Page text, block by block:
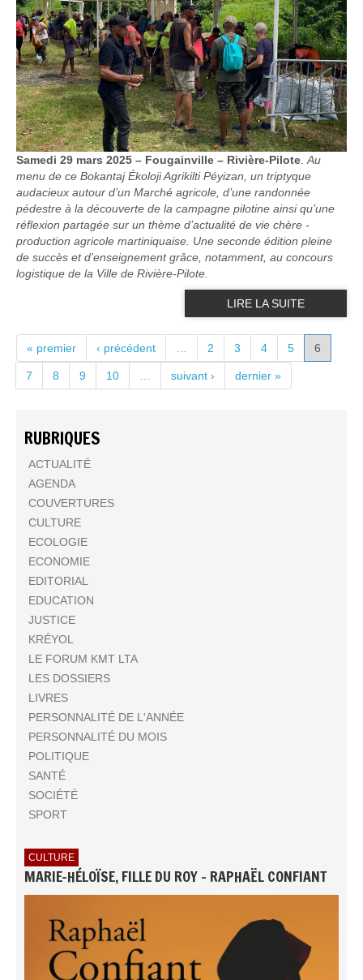
Samedi 29 mars 2025 – Fougainville – Rivière-Pilote Au
menu de ce Bokantaj Ékoloji Agrikilti Péyizan, un triptyque
audacieux autour d’un Marché agricole, d’une randonnée
pédestre à la découverte de la campagne pilotine ainsi qu’une
réflexion partagée sur un thème d’actualité de vie chère -
production agricole martiniquaise. Une seconde édition pleine
de succès et d’enseignement grâce, notamment, au concours
logistique de la Ville de Rivière-Pilote.
LIRE LA SUITE
PAGES
« premier ‹ précédent 2 3 4 5 6
7 8 9 10 suivant › dernier »
RUBRIQUES
ACTUALITÉ
AGENDA
COUVERTURES
CULTURE
ECOLOGIE
ECONOMIE
EDITORIAL
EDUCATION
JUSTICE
KRÉYOL
LE FORUM KMT LTA
LES DOSSIERS
LIVRES
PERSONNALITÉ DE L'ANNÉE
PERSONNALITÉ DU MOIS
POLITIQUE
SANTÉ
SOCIÉTÉ
SPORT
CULTURE
MARIE-HÉLOÏSE, FILLE DU ROY - RAPHAËL CONFIANT